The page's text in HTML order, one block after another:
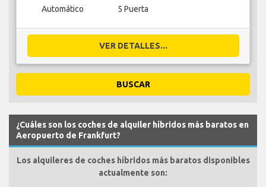
Automático 5 Puerta
VER DETALLES...
BUSCAR
¿Cuáles son los coches de alquiler híbridos más baratos en
Aeropuerto de Frankfurt?
Los alquileres de coches híbridos más baratos disponibles
actualmente son: